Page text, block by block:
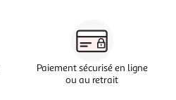
Paiement sécurisé en ligne
ou au retrait